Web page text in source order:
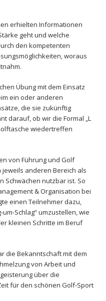
erhielten Informationen
geht und welche
den kompetenten
woraus
Übung mit dem Einsatz
ein oder anderen
die sie zukünftig
darauf, ob wir die Formal „L
wiedertreffen
von Führung und Golf
anderen Bereich als
Schwächen nutzbar ist. So
& Organisation bei
einen Teilnehmer dazu,
Schlag“ umzustellen, wie
kleinen Schritte im Beruf
die Bekanntschaft mit dem
von Arbeit und
über die
für den schönen Golf-Sport